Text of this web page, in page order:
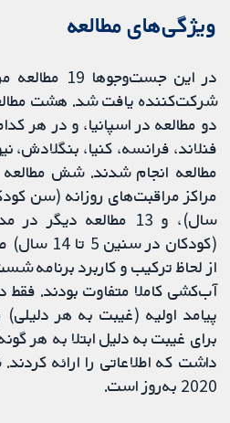
ویژگی‌های مطالعه
شرکت‌کننده یافت شد. هشت
دو مطالعه در اسپانیا، و در هر
فنلاند، فرانسه، کنیا، بنگلادش،
مطالعه انجام شدند. شش
سال)، و 13 مطالعه
(کودکان در
از لحاظ ترکیب و کاربرد برنامه
آب‌کشی کاملا متفاوت بودند. فقط
پیامد اولیه (غیبت به هر دلیلی)
برای غیبت به دلیل ابتلا به هر
داشت که اطلاعاتی را ارائه
2020 به‌روز است.